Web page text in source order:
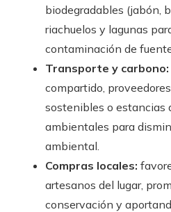
biodegradables (jabón,
riachuelos y lagunas
contaminación de
Transporte y carbono:
compartido,
sostenibles o estancias
ambientales para
ambiental.
Compras locales:
artesanos del lugar,
conservación y